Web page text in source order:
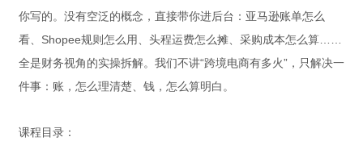
你写的。没有空泛的概念，直接带你进后台：亚马逊账单怎么
看、Shopee规则怎么用、头程运费怎么摊、采购成本怎么算……
全是财务视角的实操拆解。我们不讲“跨境电商有多火”，只解决一
件事：账，怎么理清楚、钱，怎么算明白。
课程目录：